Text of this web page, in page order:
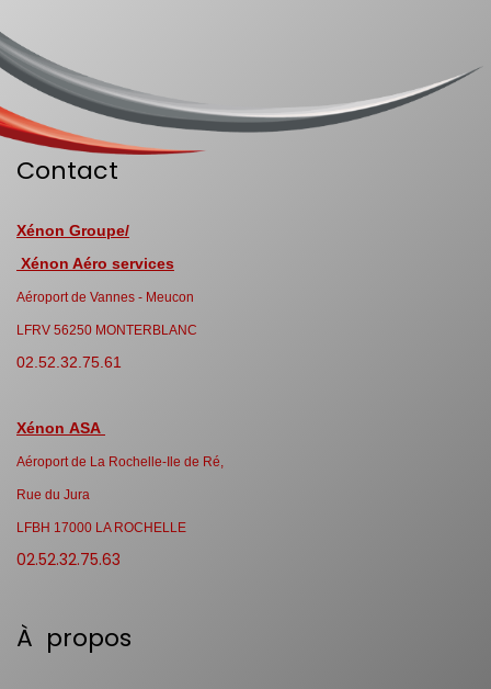
Contact
Xénon Groupe/
Xénon Aéro services
Aéroport de Vannes - Meucon
LFRV 56250 MONTERBLANC
02.52.32.75.61
Xénon ASA
Aéroport de La Rochelle-Ile de Ré,
Rue du Jura
LFBH 17000 LA ROCHELLE
02.52.32.75.63
À propos